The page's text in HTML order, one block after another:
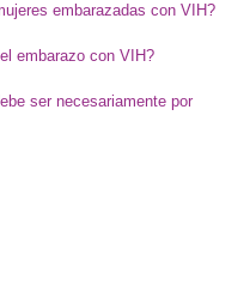
embarazadas con VIH?
embarazo con VIH?
ser necesariamente por